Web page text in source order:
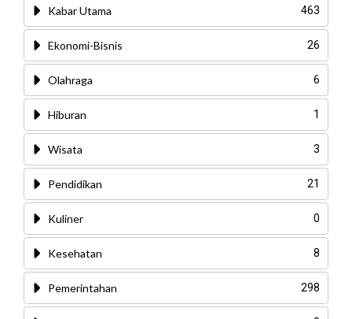
Kabar Utama 463
Ekonomi-Bisnis 26
Olahraga 6
Hiburan 1
Wisata 3
Pendidikan 21
Kuliner 0
Kesehatan 8
Pemerintahan 298